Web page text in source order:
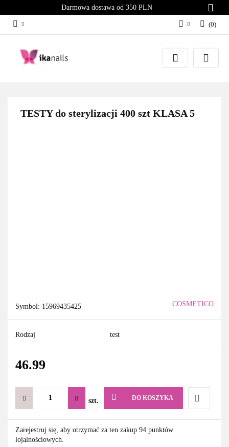
Darmowa dostawa od 350 PLN
Zaloguj się
Załóż konto
(0)
TESTY do sterylizacji 400 szt KLASA 5
Symbol: 15969435425 COSMETICO
Rodzaj test
46.99
szt. DO KOSZYKA
Do
Zarejestruj się, aby otrzymać za ten zakup 94 punktów
lojalnościowych.